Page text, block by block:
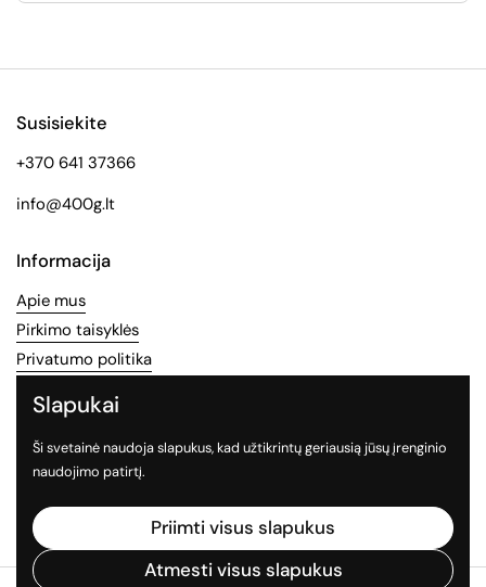
Susisiekite
+370 641 37366
info@400g.lt
Informacija
Apie mus
Pirkimo taisyklės
Privatumo politika
Socialinės medijos
Sekite mus socialiniuose tinkluose
Facebook
Slapukai
Ši svetainė naudoja slapukus, kad užtikrintų geriausią jūsų įrenginio
naudojimo patirtį.
Priimti visus slapukus
Atmesti visus slapukus